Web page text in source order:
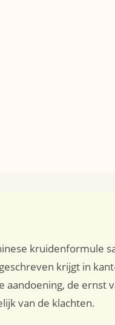
kruidenformule
krijgt in
de ernst
van de klachten.